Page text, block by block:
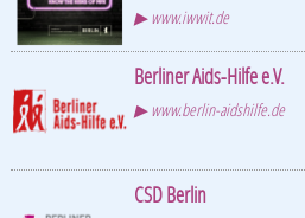
▶ www.iwwit.de
Berliner Aids-Hilfe e.V.
▶ www.berlin-aidshilfe.de
CSD Berlin